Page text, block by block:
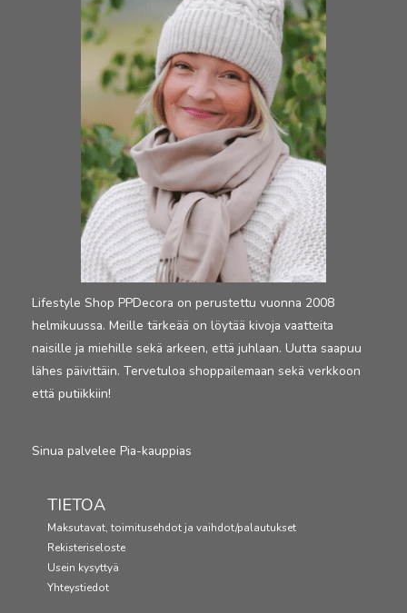
Lifestyle Shop PPDecora on perustettu vuonna 2008
helmikuussa. Meille tärkeää on löytää kivoja vaatteita
naisille ja miehille sekä arkeen, että juhlaan. Uutta saapuu
lähes päivittäin. Tervetuloa shoppailemaan sekä verkkoon
että putiikkiin!
Sinua palvelee Pia-kauppias
TIETOA
Maksutavat, toimitusehdot ja vaihdot/palautukset
Rekisteriseloste
Usein kysyttyä
Yhteystiedot